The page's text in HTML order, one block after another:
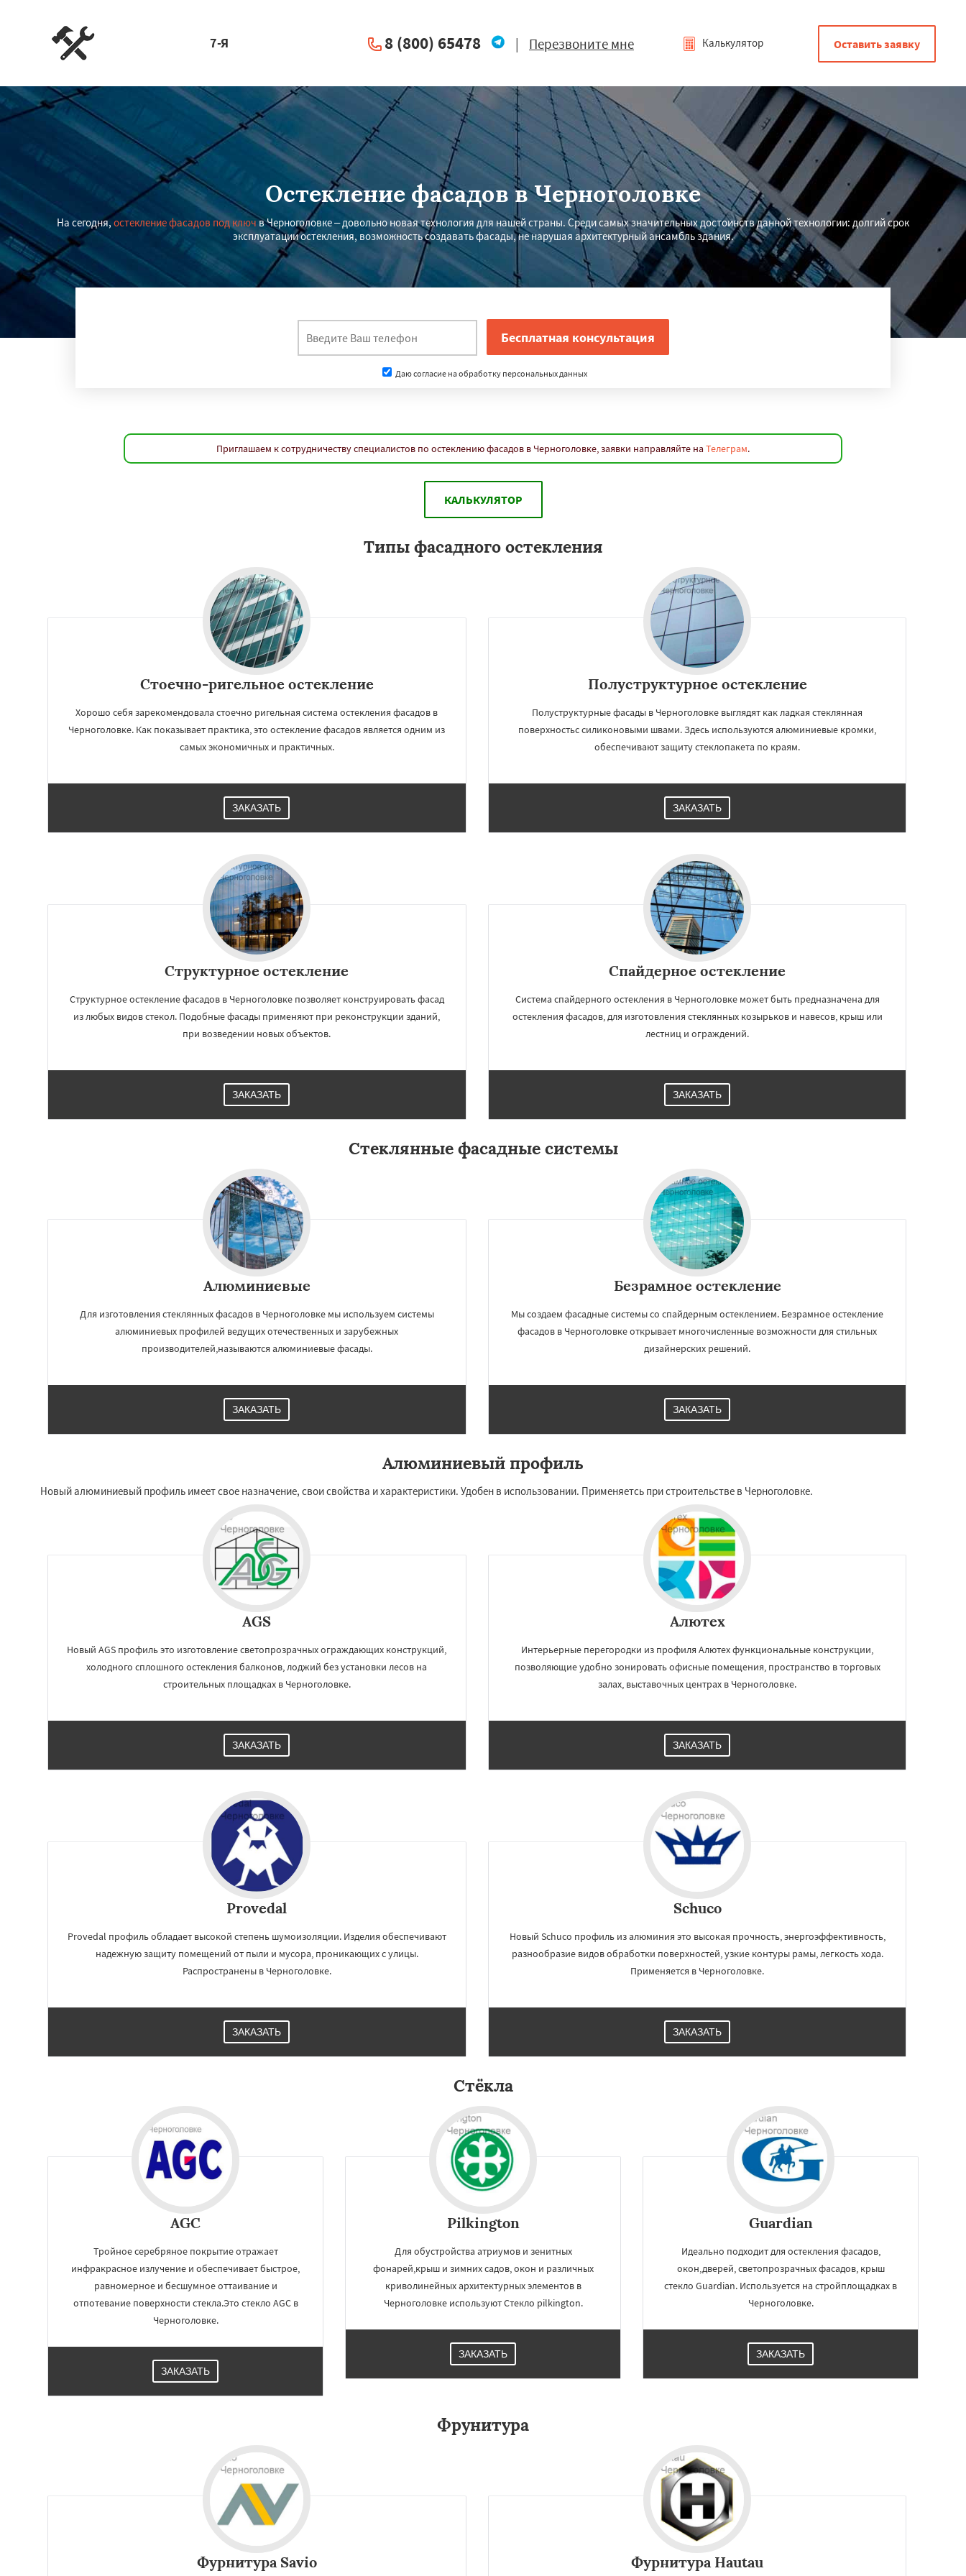
регионам
×
Чехов Шатура
Электросталь
Андреево Белоомут
Большие Вяземы
Восход Деденево
Измайлово
Икша Ильинский Красково
Лесной
Лопатино
Лотошино Малаховка Менделеевск
Михнево Монино Нахабино
7-Я 8 (800) 65478 | Перезвоните мне Калькулятор Оставить заявку
Остекление фасадов в Черноголовке
На сегодня,остекление фасадов под ключв Черноголовке – довольно новая технология для нашей страны. Среди самых значительных достоинств данной технологии: долгий срок
эксплуатации остекления, возможность создавать фасады, не нарушая архитектурный ансамбль здания.
Даю согласие на обработку персональных данных
Приглашаем к сотрудничеству специалистов по остеклению фасадов в Черноголовке, заявки направляйте на Телеграм.
КАЛЬКУЛЯТОР
Типы фасадного остекления
Стоечно-ригельное остекление
Хорошо себя зарекомендовала стоечно ригельная система остекления фасадов в
Черноголовке. Как показывает практика, это остекление фасадов является одним из
самых экономичных и практичных.
ЗАКАЗАТЬ
Полуструктурное остекление
Полуструктурные фасады в Черноголовке выглядят как ладкая стеклянная
поверхностьс силиконовыми швами. Здесь используются алюминиевые кромки,
обеспечивают защиту стеклопакета по краям.
ЗАКАЗАТЬ
Структурное остекление
Структурное остекление фасадов в Черноголовке позволяет конструировать фасад
из любых видов стекол. Подобные фасады применяют при реконструкции зданий,
при возведении новых объектов.
ЗАКАЗАТЬ
Спайдерное остекление
Система спайдерного остекления в Черноголовке может быть предназначена для
остекления фасадов, для изготовления стеклянных козырьков и навесов, крыш или
лестниц и ограждений.
ЗАКАЗАТЬ
Стеклянные фасадные системы
Алюминиевые
Для изготовления стеклянных фасадов в Черноголовке мы используем системы
алюминиевых профилей ведущих отечественных и зарубежных
производителей,называются алюминиевые фасады.
ЗАКАЗАТЬ
Безрамное остекление
Мы создаем фасадные системы со спайдерным остеклением. Безрамное остекление
фасадов в Черноголовке открывает многочисленные возможности для стильных
дизайнерских решений.
ЗАКАЗАТЬ
Алюминиевый профиль
Новый алюминиевый профиль имеет свое назначение, свои свойства и характеристики. Удобен в использовании. Применяетсь при строительстве в Черноголовке.
AGS
Новый AGS профиль это изготовление светопрозрачных ограждающих конструкций,
холодного сплошного остекления балконов, лоджий без установки лесов на
строительных площадках в Черноголовке.
ЗАКАЗАТЬ
Алютех
Интерьерные перегородки из профиля Алютех функциональные конструкции,
позволяющие удобно зонировать офисные помещения, пространство в торговых
залах, выставочных центрах в Черноголовке.
ЗАКАЗАТЬ
Provedal
Provedal профиль обладает высокой степень шумоизоляции. Изделия обеспечивают
надежную защиту помещений от пыли и мусора, проникающих с улицы.
Распространены в Черноголовке.
ЗАКАЗАТЬ
Schuco
Новый Schuco профиль из алюминия это высокая прочность, энергоэффективность,
разнообразие видов обработки поверхностей, узкие контуры рамы, легкость хода.
Применяется в Черноголовке.
ЗАКАЗАТЬ
Стёкла
AGC
Тройное серебряное покрытие отражает
инфракрасное излучение и обеспечивает быстрое,
равномерное и бесшумное оттаивание и
отпотевание поверхности стекла.Это стекло AGC в
Черноголовке.
ЗАКАЗАТЬ
Pilkington
Для обустройства атриумов и зенитных
фонарей,крыш и зимних садов, окон и различных
криволинейных архитектурных элементов в
Черноголовке используют Стекло pilkington.
ЗАКАЗАТЬ
Guardian
Идеально подходит для остекления фасадов,
окон,дверей, светопрозрачных фасадов, крыш
стекло Guardian. Используется на стройплощадках в
Черноголовке.
ЗАКАЗАТЬ
Фрунитура
Фурнитура Savio Фурнитура Hautau
×